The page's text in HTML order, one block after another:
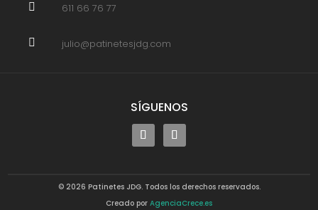
 611 66 76 77
 julio@patinetesjdg.com
SÍGUENOS
© 2026 Patinetes JDG. Todos los derechos reservados.
Creado por AgenciaCrece.es